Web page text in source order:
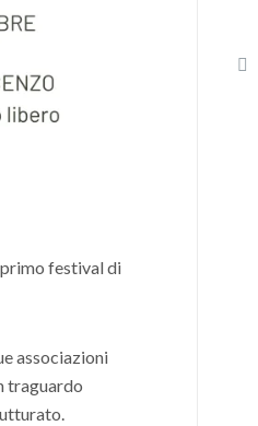
primo festival di
associazioni
traguardo